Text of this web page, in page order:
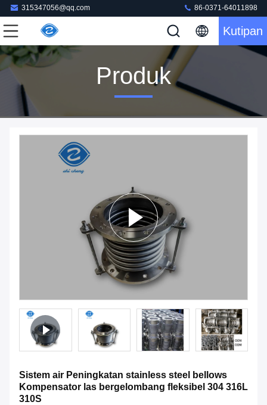
315347056@qq.com 86-0371-64011898
Kutipan
Produk
Sistem air Peningkatan stainless steel bellows
Kompensator las bergelombang fleksibel 304 316L
310S